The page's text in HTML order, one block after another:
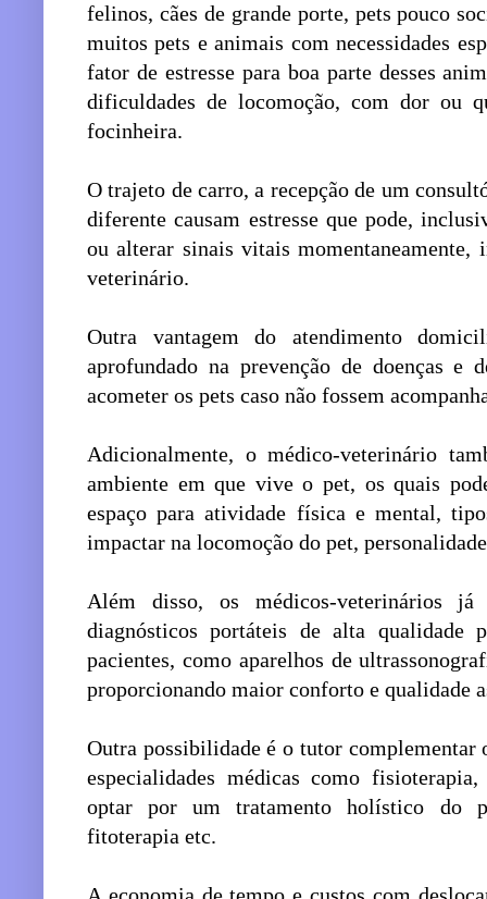
felinos, cães de grande porte, pets pouco
muitos pets e animais com necessidades
fator de estresse para boa parte desses
dificuldades de locomoção, com dor ou
focinheira.
O trajeto de carro, a recepção de um
diferente causam estresse que pode,
ou alterar sinais vitais
veterinário.
Outra vantagem do atendimento
aprofundado na prevenção de doenças e
acometer os pets caso não fossem
Adicionalmente, o médico-veterinário
ambiente em que vive o pet, os quais
espaço para atividade física e mental,
impactar na locomoção do pet,
Além disso, os médicos-veterinários já
diagnósticos portáteis de alta qualidade
pacientes, como aparelhos de
proporcionando maior conforto e qualidade
Outra possibilidade é o tutor complementar
especialidades médicas como
optar por um tratamento holístico do
fitoterapia etc.